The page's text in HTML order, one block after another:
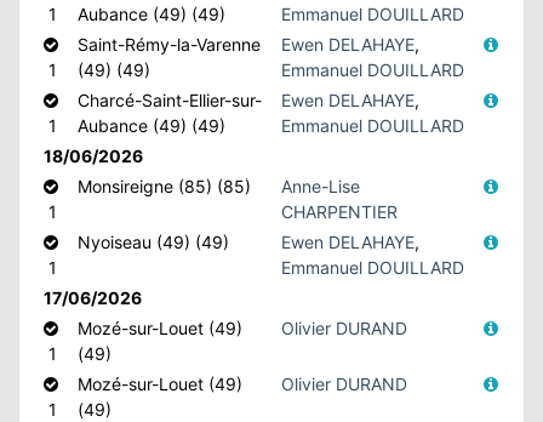
1
Aubance (49) (49)
Emmanuel DOUILLARD
1
Saint-Rémy-la-Varenne
(49) (49)
Ewen DELAHAYE,
Emmanuel DOUILLARD
1
Charcé-Saint-Ellier-sur-
Aubance (49) (49)
Ewen DELAHAYE,
Emmanuel DOUILLARD
18/06/2026
1
Monsireigne (85) (85)
Anne-Lise
CHARPENTIER
1
Nyoiseau (49) (49) Ewen DELAHAYE,
Emmanuel DOUILLARD
17/06/2026
1
Mozé-sur-Louet (49)
(49)
Olivier DURAND
1
Mozé-sur-Louet (49)
(49)
Olivier DURAND